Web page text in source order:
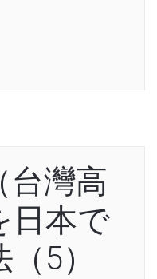
台灣高
日本で
5）